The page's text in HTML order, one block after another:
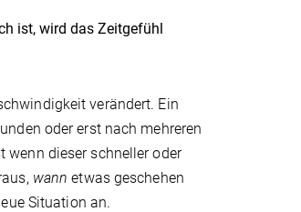
ist, wird das Zeitgefühl
verändert. Ein
oder erst nach mehreren
wenn dieser schneller oder
wann etwas geschehen
Situation an.